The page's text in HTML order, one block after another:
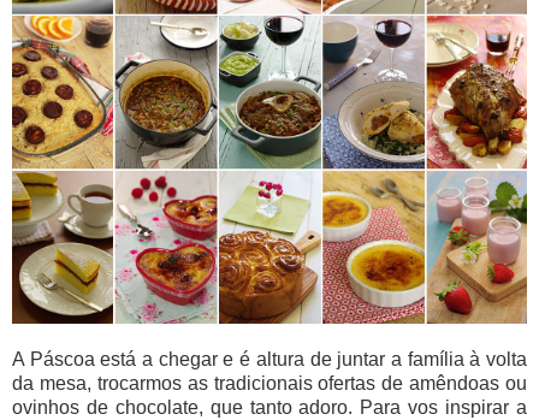
A Páscoa está a chegar e é altura de juntar a família à volta
da mesa, trocarmos as tradicionais ofertas de amêndoas ou
ovinhos de chocolate, que tanto adoro. Para vos inspirar a